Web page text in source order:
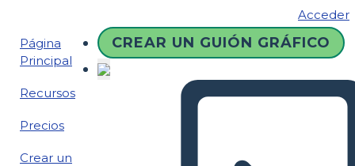
Acceder
Página
Principal
Recursos
Precios
Crear un
CREAR UN GUIÓN GRÁFICO